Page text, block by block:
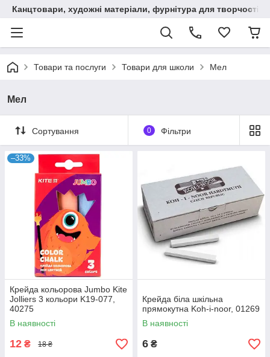
Канцтовари, художні матеріали, фурнітура для творчості
Товари та послуги Товари для школи Мел
Мел
Сортування 0 Фільтри
–33%
Крейда кольорова Jumbo Kite
Jolliers 3 кольори K19-077,
40275
В наявності
12 ₴ 18 ₴
Крейда біла шкільна
прямокутна Koh-i-noor, 01269
В наявності
6 ₴